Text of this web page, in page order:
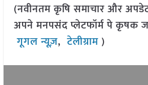
(नवीनतम कृषि समाचार और
अपने मनपसंद प्लेटफॉर्म पे कृषक
गूगल न्यूज़,टेलीग्राम )